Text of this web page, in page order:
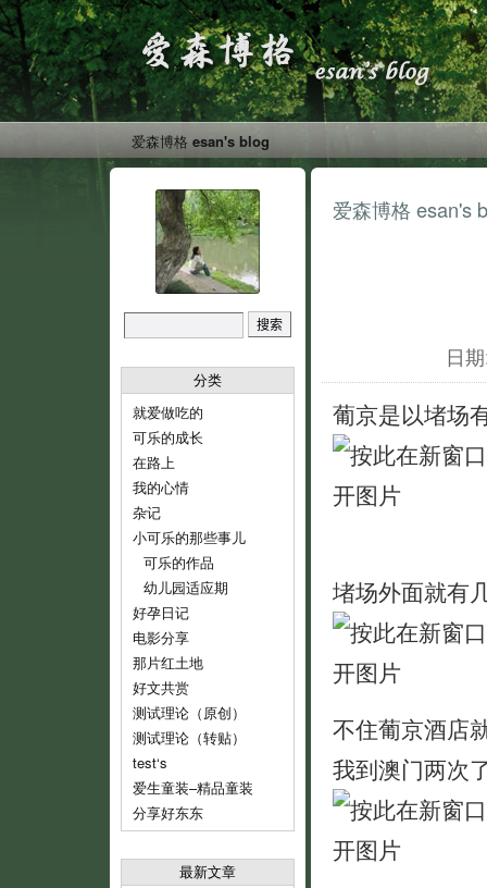
爱森博格 esan's blog
分类
就爱做吃的
可乐的成长
在路上
我的心情
杂记
小可乐的那些事儿
可乐的作品
幼儿园适应期
好孕日记
电影分享
那片红土地
好文共赏
测试理论（原创）
测试理论（转贴）
test‘s
爱生童装–精品童装
分享好东东
最新文章
爱森博格 esan's
日
葡京是以堵场
堵场外面就有
不住葡京酒店
我到澳门两次